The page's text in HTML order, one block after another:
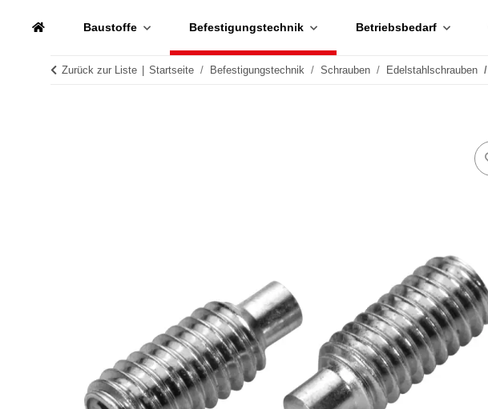
Baustoffe Befestigungstechnik Betriebsbedarf
Zurück zur Liste Startseite Befestigungstechnik Schrauben Edelstahlschrauben